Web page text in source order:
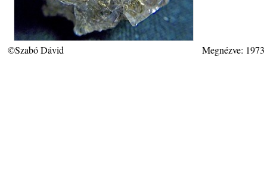
©Szabó Dávid Megnézve: